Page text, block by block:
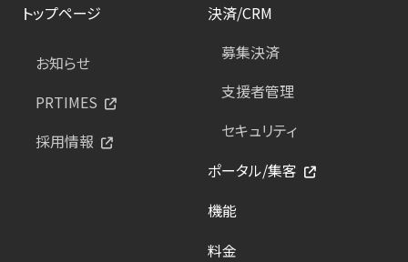
トップページ
お知らせ
PRTIMES
採用情報
決済/CRM
募集決済
支援者管理
セキュリティ
ポータル/集客
機能
料金